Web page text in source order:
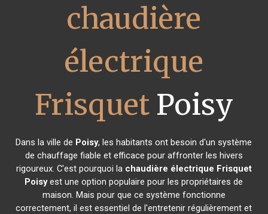
chaudière
électrique
FrisquetPoisy
Dans la ville de Poisy, les habitants ont besoin d'un système
de chauffage fiable et efficace pour affronter les hivers
rigoureux. C'est pourquoi la chaudière électrique Frisquet
Poisyest une option populaire pour les propriétaires de
maison. Mais pour que ce système fonctionne
correctement, il est essentiel de l'entretenir régulièrement et